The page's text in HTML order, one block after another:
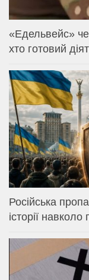
«Едельвейс»
хто готовий
Російська
історії навколо